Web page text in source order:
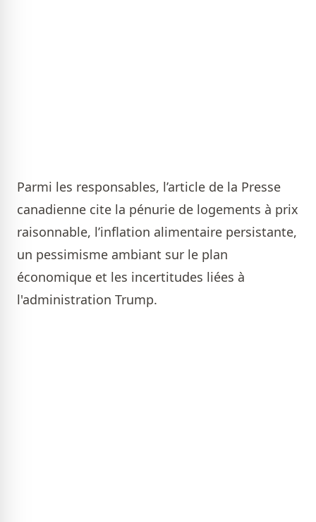
Parmi les responsables, l’article de la Presse
canadienne cite la pénurie de logements à prix
raisonnable, l’inflation alimentaire persistante,
un pessimisme ambiant sur le plan
économique et les incertitudes liées à
l'administration Trump.